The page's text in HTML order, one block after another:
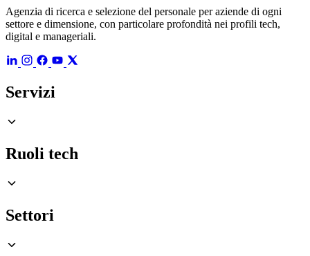
Agenzia di ricerca e selezione del personale per aziende di ogni
settore e dimensione, con particolare profondità nei profili tech,
digital e manageriali.
Servizi
Ruoli tech
Settori